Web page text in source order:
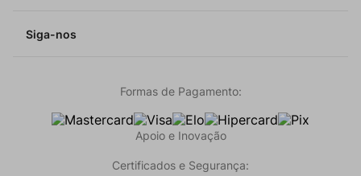
Siga-nos
Formas de Pagamento:
Apoio e Inovação
Certificados e Segurança: